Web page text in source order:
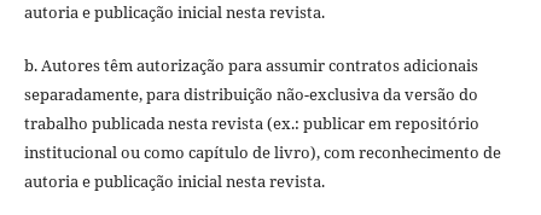
autoria e publicação inicial nesta revista.
b. Autores têm autorização para assumir contratos adicionais
separadamente, para distribuição não-exclusiva da versão do
trabalho publicada nesta revista (ex.: publicar em repositório
institucional ou como capítulo de livro), com reconhecimento de
autoria e publicação inicial nesta revista.